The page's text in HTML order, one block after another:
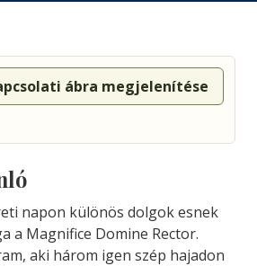
ábra megjelenítése
napon különös dolgok esnek
a Magnifice Domine Rector.
aki három igen szép hajadon